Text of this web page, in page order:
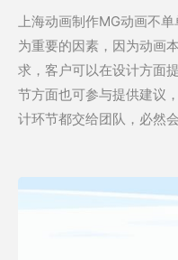
上海动画制作MG动画不
为重要的因素，因为动画
求，客户可以在设计方面
节方面也可参与提供建议
计环节都交给团队，必然会